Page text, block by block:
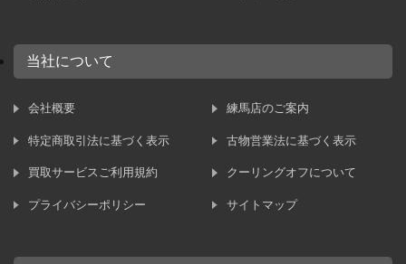
当社について
会社概要 練馬店のご案内
特定商取引法に基づく表示 古物営業法に基づく表示
買取サービスご利用規約 クーリングオフについて
プライバシーポリシー サイトマップ